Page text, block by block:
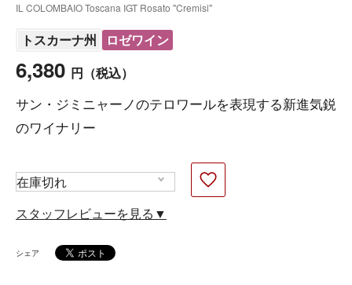
IL COLOMBAIO Toscana IGT Rosato "Cremisi"
トスカーナ州 ロゼワイン
6,380 円 （税込）
サン・ジミニャーノのテロワールを表現する新進気鋭
のワイナリー
スタッフレビューを見る▼
シェア